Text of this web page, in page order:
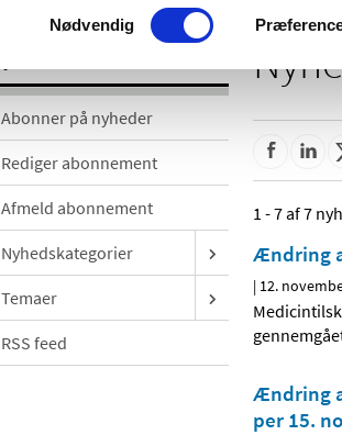
Samtykkevalg
Nødvendig
Abonner på nyheder
Rediger abonnement
Afmeld abonnement
Nyhedskategorier
Temaer
RSS feed
1 - 7 af 7
Ændring
| 12.
Ændring
per 15.